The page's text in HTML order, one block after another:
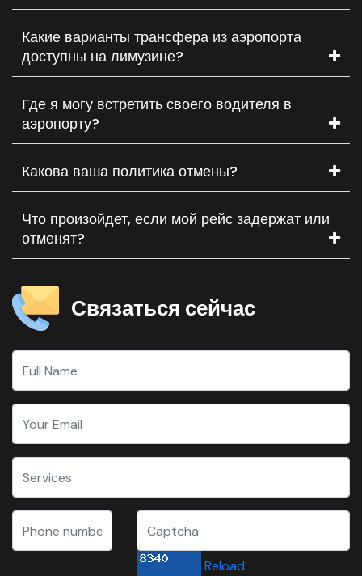
Какие варианты трансфера из аэропорта
доступны на лимузине?
Где я могу встретить своего водителя в
аэропорту?
Какова ваша политика отмены?
Что произойдет, если мой рейс задержат или
отменят?
Связаться сейчас
Reload